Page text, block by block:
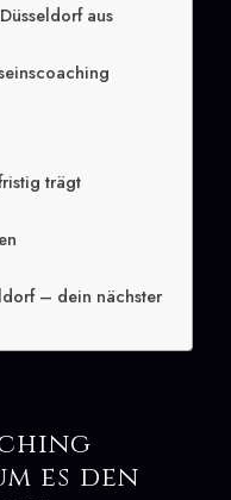
aus
trägt
– dein nächster
es den